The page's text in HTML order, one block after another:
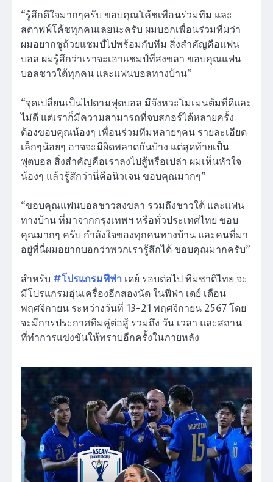
“รู้สึกดีใจมากๆครับ ขอบคุณโค้ชเพื่อนร่วมทีม และ
สตาฟฟ์โค้ชทุกคนเลยนะครับ ผมบอกเพื่อนร่วมทีมว่า
ผมอยากชูถ้วยแชมป์ไปพร้อมกับทีม สิ่งสำคัญคือแฟน
บอล ผมรู้สึกว่าเราจะเอาแชมป์ที่สงขลา ขอบคุณแฟน
บอลชาวใต้ทุกคน และแฟนบอลทางบ้าน”
“จุดเปลี่ยนเป็นไปตามฟุตบอล มีจังหวะโมเมนตัมที่ดีและ
ไม่ดี แต่เราก็มีความสามารถที่จบสกอร์ได้หลายครั้ง
ต้องขอบคุณน้องๆ เพื่อนร่วมทีมหลายๆคน รายละเอียด
เล็กๆน้อยๆ อาจจะมีผิดพลาดกันบ้าง แต่สุดท้ายเป็น
ฟุตบอล สิ่งสำคัญคือเราลงไปสู้หรือเปล่า ผมเห็นหัวใจ
น้องๆ แล้วรู้สึกว่านี่คือนิวเจน ขอบคุณมากๆ”
“ขอบคุณแฟนบอลชาวสงขลา รวมถึงชาวใต้ และแฟน
ทางบ้าน ที่มาจากกรุงเทพฯ หรือทั่วประเทศไทย ขอบ
คุณมากๆ ครับ กำลังใจของทุกคนทางบ้าน และคนที่มา
อยู่ที่นี่ผมอยากบอกว่าพวกเรารู้สึกได้ ขอบคุณมากครับ”
สำหรับ #โปรแกรมฟีฟ่า เดย์ รอบต่อไป ทีมชาติไทย จะ
มีโปรแกรมอุ่นเครื่องอีกสองนัด ในฟีฟ่า เดย์ เดือน
พฤศจิกายน ระหว่างวันที่ 13-21 พฤศจิกายน 2567 โดย
จะมีการประกาศทีมคู่ต่อสู้ รวมถึง วัน เวลา และสถาน
ที่ทำการแข่งขันให้ทราบอีกครั้งในภายหลัง